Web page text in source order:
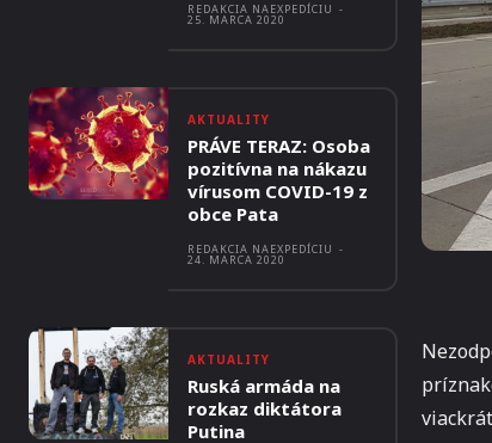
REDAKCIA NAEXPEDÍCIU -
25. MARCA 2020
AKTUALITY
PRÁVE TERAZ: Osoba
pozitívna na nákazu
vírusom COVID-19 z
obce Pata
REDAKCIA NAEXPEDÍCIU -
24. MARCA 2020
AKTUALITY
Ruská armáda na
rozkaz diktátora
Putina